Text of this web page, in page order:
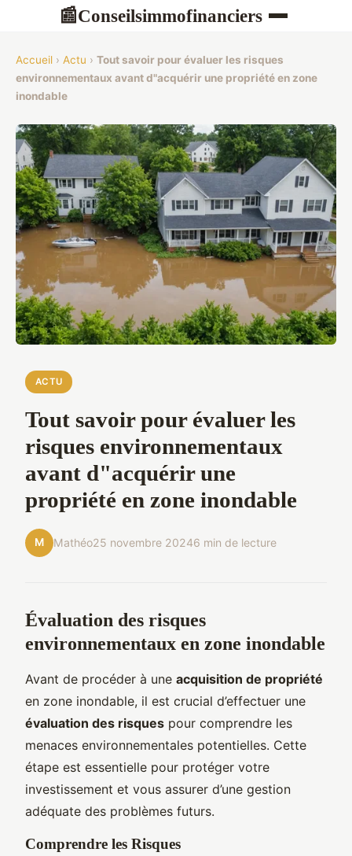
📰Conseilsimmofinanciers
Accueil › Actu › Tout savoir pour évaluer les risques
environnementaux avant d"acquérir une propriété en zone
inondable
ACTU
Tout savoir pour évaluer les
risques environnementaux
avant d"acquérir une
propriété en zone inondable
M Mathéo25 novembre 20246 min de lecture
Évaluation des risques
environnementaux en zone inondable
Avant de procéder à une acquisition de propriété
en zone inondable, il est crucial d’effectuer une
évaluation des risques pour comprendre les
menaces environnementales potentielles. Cette
étape est essentielle pour protéger votre
investissement et vous assurer d’une gestion
adéquate des problèmes futurs.
Comprendre les Risques